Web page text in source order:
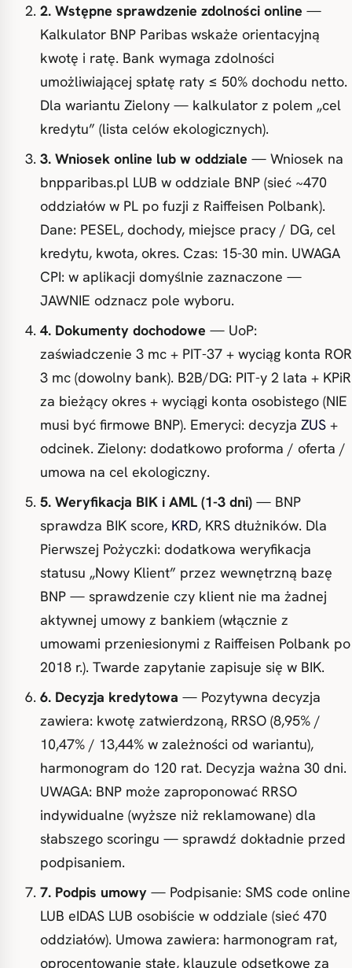
2. Wstępne sprawdzenie zdolności online —
Kalkulator BNP Paribas wskaże orientacyjną
kwotę i ratę. Bank wymaga zdolności
umożliwiającej spłatę raty ≤ 50% dochodu netto.
Dla wariantu Zielony — kalkulator z polem „cel
kredytu” (lista celów ekologicznych).
3. Wniosek online lub w oddziale — Wniosek na
bnpparibas.pl LUB w oddziale BNP (sieć ~470
oddziałów w PL po fuzji z Raiffeisen Polbank).
Dane: PESEL, dochody, miejsce pracy / DG, cel
kredytu, kwota, okres. Czas: 15-30 min. UWAGA
CPI: w aplikacji domyślnie zaznaczone —
JAWNIE odznacz pole wyboru.
4. Dokumenty dochodowe — UoP:
zaświadczenie 3 mc + PIT-37 + wyciąg konta ROR
3 mc (dowolny bank). B2B/DG: PIT-y 2 lata + KPiR
za bieżący okres + wyciągi konta osobistego (NIE
musi być firmowe BNP). Emeryci: decyzja ZUS +
odcinek. Zielony: dodatkowo proforma / oferta /
umowa na cel ekologiczny.
5. Weryfikacja BIK i AML (1-3 dni) — BNP
sprawdza BIK score, KRD, KRS dłużników. Dla
Pierwszej Pożyczki: dodatkowa weryfikacja
statusu „Nowy Klient” przez wewnętrzną bazę
BNP — sprawdzenie czy klient nie ma żadnej
aktywnej umowy z bankiem (włącznie z
umowami przeniesionymi z Raiffeisen Polbank po
2018 r.). Twarde zapytanie zapisuje się w BIK.
6. Decyzja kredytowa — Pozytywna decyzja
zawiera: kwotę zatwierdzoną, RRSO (8,95% /
10,47% / 13,44% w zależności od wariantu),
harmonogram do 120 rat. Decyzja ważna 30 dni.
UWAGA: BNP może zaproponować RRSO
indywidualne (wyższe niż reklamowane) dla
słabszego scoringu — sprawdź dokładnie przed
podpisaniem.
7. Podpis umowy — Podpisanie: SMS code online
LUB eIDAS LUB osobiście w oddziale (sieć 470
oddziałów). Umowa zawiera: harmonogram rat,
oprocentowanie stałe, klauzule odsetkowe za